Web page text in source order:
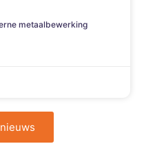
metaalbewerking